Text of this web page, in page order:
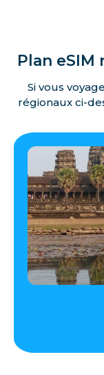
Plan
Si vous
régionaux ci-